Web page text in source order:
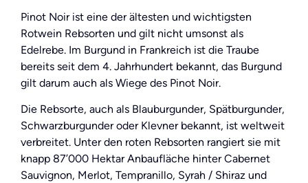
Pinot Noir ist eine der ältesten und wichtigsten
Rotwein Rebsorten und gilt nicht umsonst als
Edelrebe. Im Burgund in Frankreich ist die Traube
bereits seit dem 4. Jahrhundert bekannt, das Burgund
gilt darum auch als Wiege des Pinot Noir.
Die Rebsorte, auch als Blauburgunder, Spätburgunder,
Schwarzburgunder oder Klevner bekannt, ist weltweit
verbreitet. Unter den roten Rebsorten rangiert sie mit
knapp 87’000 Hektar Anbaufläche hinter Cabernet
Sauvignon, Merlot, Tempranillo, Syrah / Shiraz und